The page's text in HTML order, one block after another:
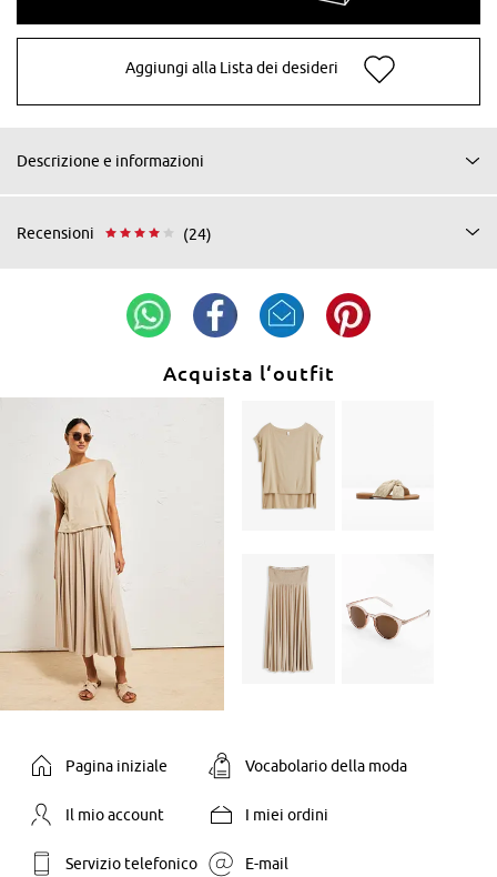
Aggiungi alla Lista dei desideri
Descrizione e informazioni
Recensioni (24)
Acquista l‘outfit
Pagina iniziale Vocabolario della moda
Il mio account I miei ordini
Servizio telefonico E-mail